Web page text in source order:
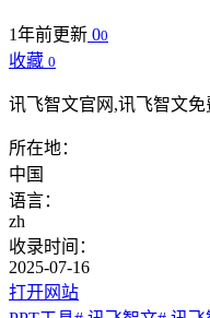
1年前更新 00
收藏 0
讯飞智文官网,讯飞智文
所在地：
中国
语言：
zh
收录时间：
2025-07-16
打开网站